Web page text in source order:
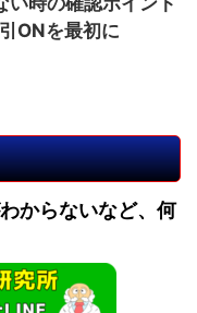
ONを最初に
からないなど、何